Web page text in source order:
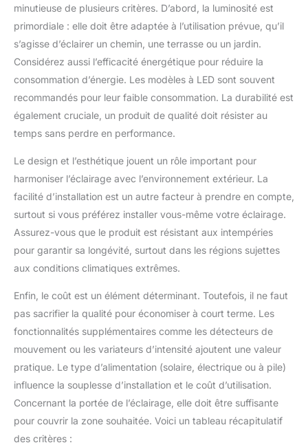
conversion pouvant
atteindre 23 %. Elle ne
nécessite aucun frais
d'électricité et répond à
vos besoins quotidiens
tout en étant économe
en énergie et efficace
Facile à Installer :
que 3 à 5 minutes à
l'aide des vis fournies.
solaire ne nécessitent
aucun entretien et
s'allument
automatiquement à la
tombée de la nuit. Vous
d'un éclairage lumineux
pour les jardins, les
cours arrière, les entrées,
les garages, les cours
intérieures et les clôtures
chaque ampoule qui peuvent
être suspendus et installés là où
vous en avez besoin. La
bout en bout peut connecter
une installation facile et une
extension illimitée pour
répondre à vos besoins
d'utilisation. Décoration
la fête, mariage, vacances,
terrasse et bar. [service à la
ampoules g40 de
remplacement sont incluses
dans l'emballage, veuillez
réception. Si vous avez des
questions, n'hésitez pas à nous
contacter, nous vous
répondrons dans les 24 heures.
la peinture importée afin de prévenir efficacement la rouille, la
corrosion, les fissures et autres problèmes. Adaptable à
différents environnements difficiles, son utilisation est sûre et
fiable. FACILE À INSTALLER - Nous préparons non seulement le
manuel d'installation et le kit d'installation, mais aussi 4
anneaux de vis étanches pour empêcher la vapeur d'eau de
du processus d'installation est très simple. Si vous rencontrez
des problèmes au cours de ce processus, n'hésitez pas à nous
contacter pour obtenir de l'aide ! APPLICATIONS - La lampe
d'extérieur à LED émet une agréable lumière blanche chaude
de 3000K. Convient à de multiples occasions à l'intérieur et à
l'extérieur : terrasse, villa de jardin, garage, cour intérieure,
minutieuse de plusieurs critères. D’abord, la luminosité est
primordiale : elle doit être adaptée à l’utilisation prévue, qu’il
s’agisse d’éclairer un chemin, une terrasse ou un jardin.
Considérez aussi l’efficacité énergétique pour réduire la
consommation d’énergie. Les modèles à LED sont souvent
recommandés pour leur faible consommation. La durabilité est
également cruciale, un produit de qualité doit résister au
temps sans perdre en performance.
Le design et l’esthétique jouent un rôle important pour
harmoniser l’éclairage avec l’environnement extérieur. La
facilité d’installation est un autre facteur à prendre en compte,
surtout si vous préférez installer vous-même votre éclairage.
Assurez-vous que le produit est résistant aux intempéries
pour garantir sa longévité, surtout dans les régions sujettes
aux conditions climatiques extrêmes.
Enfin, le coût est un élément déterminant. Toutefois, il ne faut
pas sacrifier la qualité pour économiser à court terme. Les
fonctionnalités supplémentaires comme les détecteurs de
mouvement ou les variateurs d’intensité ajoutent une valeur
pratique. Le type d’alimentation (solaire, électrique ou à pile)
influence la souplesse d’installation et le coût d’utilisation.
Concernant la portée de l’éclairage, elle doit être suffisante
pour couvrir la zone souhaitée. Voici un tableau récapitulatif
des critères :